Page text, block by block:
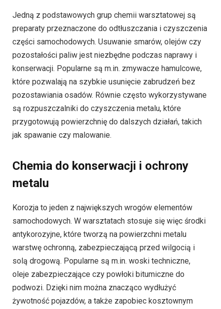
Jedną z podstawowych grup chemii warsztatowej są
preparaty przeznaczone do odtłuszczania i czyszczenia
części samochodowych. Usuwanie smarów, olejów czy
pozostałości paliw jest niezbędne podczas naprawy i
konserwacji. Popularne są m.in. zmywacze hamulcowe,
które pozwalają na szybkie usunięcie zabrudzeń bez
pozostawiania osadów. Równie często wykorzystywane
są rozpuszczalniki do czyszczenia metalu, które
przygotowują powierzchnię do dalszych działań, takich
jak spawanie czy malowanie.
Chemia do konserwacji i ochrony
metalu
Korozja to jeden z największych wrogów elementów
samochodowych. W warsztatach stosuje się więc środki
antykorozyjne, które tworzą na powierzchni metalu
warstwę ochronną, zabezpieczającą przed wilgocią i
solą drogową. Popularne są m.in. woski techniczne,
oleje zabezpieczające czy powłoki bitumiczne do
podwozi. Dzięki nim można znacząco wydłużyć
żywotność pojazdów, a także zapobiec kosztownym